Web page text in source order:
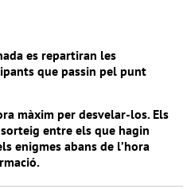
es repartiran les
que passin pel punt
màxim per desvelar-los. Els
entre els que hagin
enigmes abans de l’hora